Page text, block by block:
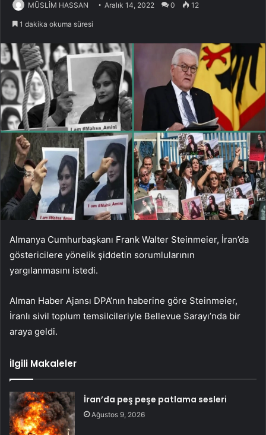
MÜSLİM HASSAN Aralık 14, 2022 0 12
1 dakika okuma süresi
Almanya Cumhurbaşkanı Frank Walter Steinmeier, İran’da
göstericilere yönelik şiddetin sorumlularının
yargılanmasını istedi.
Alman Haber Ajansı DPA’nın haberine göre Steinmeier,
İranlı sivil toplum temsilcileriyle Bellevue Sarayı’nda bir
araya geldi.
İlgili Makaleler
İran’da peş peşe patlama sesleri
Ağustos 9, 2026